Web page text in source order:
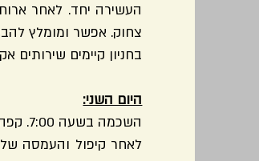
העשירה יחד. לאחר
צחוק. אפשר ומומלץ
בחניון קיימים
היום השני:
השכמה בשעה 7:00. קפה, תה ועוגיות יחכו לנו על השולחן.
לאחר קיפול והעמסה